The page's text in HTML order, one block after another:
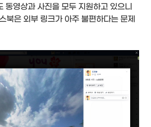
영상과 사진을 모두 지원하고 있으니
북은 외부 링크가 아주 불편하다는 문제